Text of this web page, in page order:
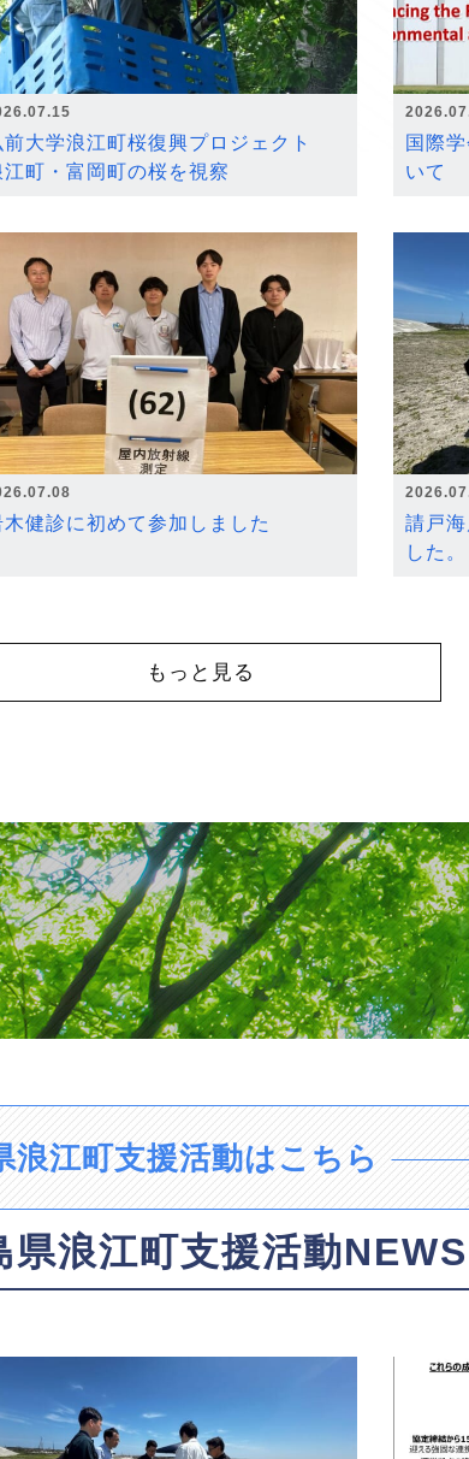
前大学浪江町桜復興プロジェクト
江町・富岡町の桜を視察
国際
いて
木健診に初めて参加しました
請戸
した。
もっと見る
浪江町支援活動はこちら
県浪江町支援活動NEWS